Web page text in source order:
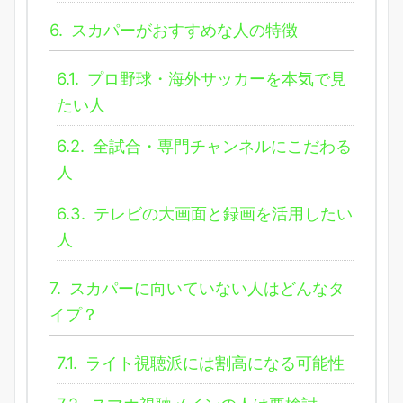
6. スカパーがおすすめな人の特徴
6.1. プロ野球・海外サッカーを本気で見
たい人
6.2. 全試合・専門チャンネルにこだわる
人
6.3. テレビの大画面と録画を活用したい
人
7. スカパーに向いていない人はどんなタ
イプ？
7.1. ライト視聴派には割高になる可能性